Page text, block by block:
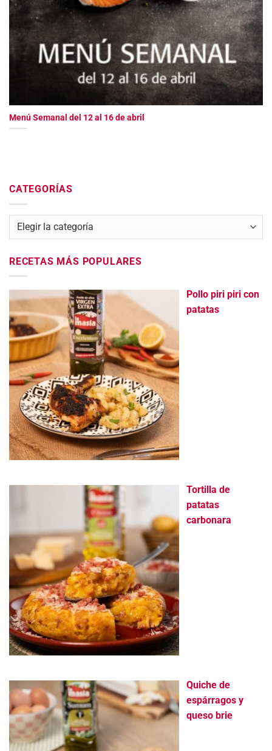
Menú Semanal del 12 al 16 de abril
CATEGORÍAS
Categorías
RECETAS MÁS POPULARES
Pollo piri piri con
patatas
Tortilla de
patatas
carbonara
Quiche de
espárragos y
queso brie